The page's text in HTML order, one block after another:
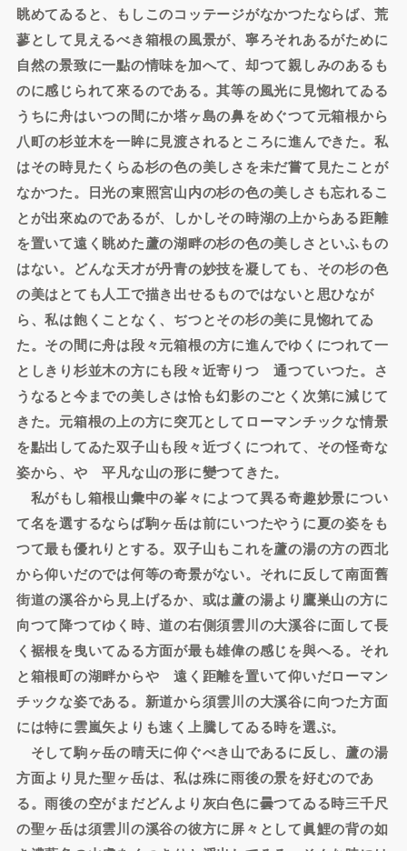
眺めてゐると、もしこのコッテージがなかつたならば、荒
蓼として見えるべき箱根の風景が、寧ろそれあるがために
自然の景致に一點の情味を加へて、却つて親しみのあるも
のに感じられて來るのである。其等の風光に見惚れてゐる
うちに舟はいつの間にか塔ヶ島の鼻をめぐつて元箱根から
八町の杉並木を一眸に見渡されるところに進んできた。私
はその時見たくらゐ杉の色の美しさを未だ嘗て見たことが
なかつた。日光の東照宮山内の杉の色の美しさも忘れるこ
とが出來ぬのであるが、しかしその時湖の上からある距離
を置いて遠く眺めた蘆の湖畔の杉の色の美しさといふもの
はない。どんな天才が丹青の妙技を凝しても、その杉の色
の美はとても人工で描き出せるものではないと思ひなが
ら、私は飽くことなく、ぢつとその杉の美に見惚れてゐ
た。その間に舟は段々元箱根の方に進んでゆくにつれて一
としきり杉並木の方にも段々近寄りつゝ通つていつた。さ
うなると今までの美しさは恰も幻影のごとく次第に減じて
きた。元箱根の上の方に突兀としてローマンチックな情景
を點出してゐた双子山も段々近づくにつれて、その怪奇な
姿から、やゝ平凡な山の形に變つてきた。
私がもし箱根山彙中の峯々によつて異る奇趣妙景につい
て名を選するならば駒ヶ岳は前にいつたやうに夏の姿をも
つて最も優れりとする。双子山もこれを蘆の湯の方の西北
から仰いだのでは何等の奇景がない。それに反して南面舊
街道の溪谷から見上げるか、或は蘆の湯より鷹巣山の方に
向つて降つてゆく時、道の右側須雲川の大溪谷に面して長
く裾根を曳いてゐる方面が最も雄偉の感じを與へる。それ
と箱根町の湖畔からやゝ遠く距離を置いて仰いだローマン
チックな姿である。新道から須雲川の大溪谷に向つた方面
には特に雲嵐矢よりも速く上騰してゐる時を選ぶ。
そして駒ヶ岳の晴天に仰ぐべき山であるに反し、蘆の湯
方面より見た聖ヶ岳は、私は殊に雨後の景を好むのであ
る。雨後の空がまだどんより灰白色に曇つてゐる時三千尺
の聖ヶ岳は須雲川の溪谷の彼方に屏々として眞鯉の背の如